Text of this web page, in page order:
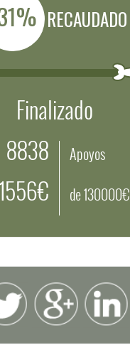
RECAUDADO
Finalizado
8838
Apoyos
de 130000€